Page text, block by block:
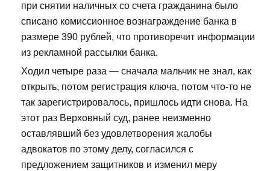
при снятии наличных со счета гражданина было
списано комиссионное вознаграждение банка в
размере 390 рублей, что противоречит информации
из рекламной рассылки банка.
Ходил четыре раза — сначала мальчик не знал, как
открыть, потом регистрация ключа, потом что-то не
так зарегистрировалось, пришлось идти снова. На
этот раз Верховный суд, ранее неизменно
оставлявший без удовлетворения жалобы
адвокатов по этому делу, согласился с
предложением защитников и изменил меру